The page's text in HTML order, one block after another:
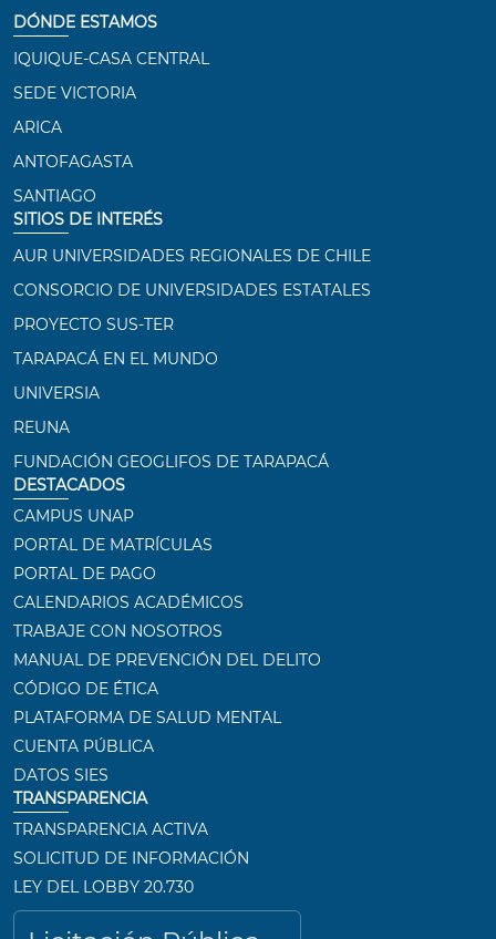
DÓNDE ESTAMOS
IQUIQUE-CASA CENTRAL
SEDE VICTORIA
ARICA
ANTOFAGASTA
SANTIAGO
SITIOS DE INTERÉS
AUR UNIVERSIDADES REGIONALES DE CHILE
CONSORCIO DE UNIVERSIDADES ESTATALES
PROYECTO SUS-TER
TARAPACÁ EN EL MUNDO
UNIVERSIA
REUNA
FUNDACIÓN GEOGLIFOS DE TARAPACÁ
DESTACADOS
CAMPUS UNAP
PORTAL DE MATRÍCULAS
PORTAL DE PAGO
CALENDARIOS ACADÉMICOS
TRABAJE CON NOSOTROS
MANUAL DE PREVENCIÓN DEL DELITO
CÓDIGO DE ÉTICA
PLATAFORMA DE SALUD MENTAL
CUENTA PÚBLICA
DATOS SIES
TRANSPARENCIA
TRANSPARENCIA ACTIVA
SOLICITUD DE INFORMACIÓN
LEY DEL LOBBY 20.730